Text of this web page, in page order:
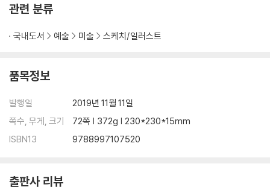
관련 분류
국내도서 예술 미술 스케치/일러스트
품목정보
발행일
2019년 11월 11일
쪽수, 무게, 크기
72쪽 | 372g | 230*230*15mm
ISBN13
9788997107520
출판사 리뷰